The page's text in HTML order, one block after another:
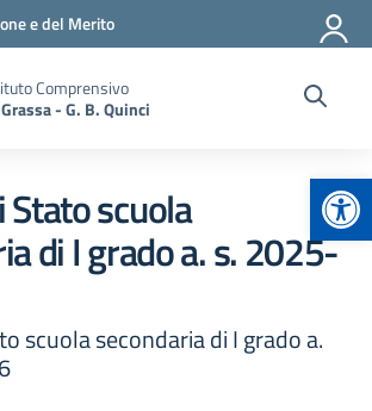
e del Merito
Comprensivo
- G. B. Quinci
Stato scuola
di I grado a. s. 2025-
scuola secondaria di I grado a.